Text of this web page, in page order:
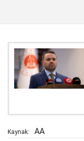
Kaynak: AA